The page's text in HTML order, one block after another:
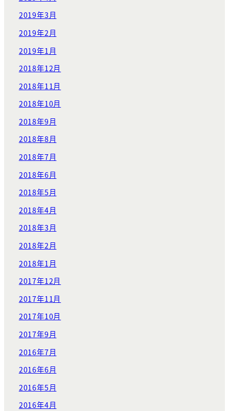
2019年3月
2019年2月
2019年1月
2018年12月
2018年11月
2018年10月
2018年9月
2018年8月
2018年7月
2018年6月
2018年5月
2018年4月
2018年3月
2018年2月
2018年1月
2017年12月
2017年11月
2017年10月
2017年9月
2016年7月
2016年6月
2016年5月
2016年4月